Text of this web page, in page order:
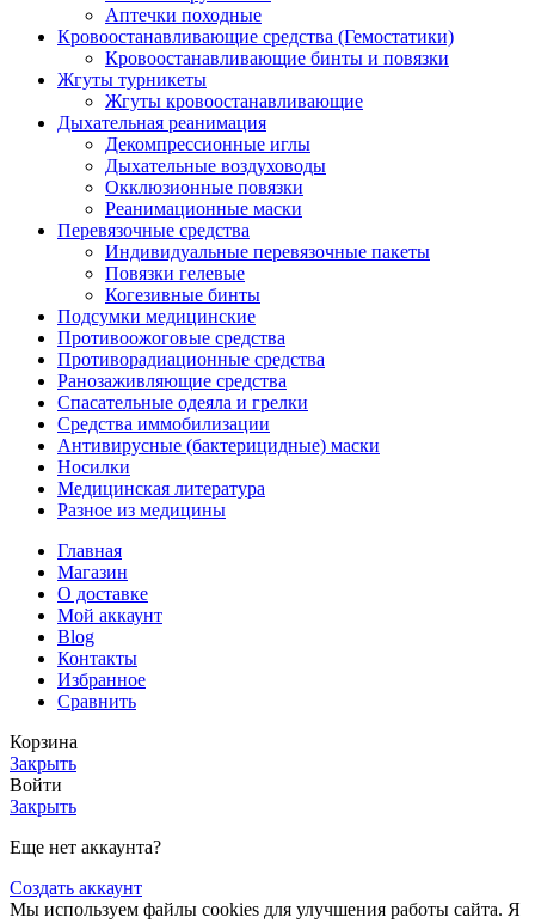
Аптечки походные
Кровоостанавливающие средства (Гемостатики)
Кровоостанавливающие бинты и повязки
Жгуты турникеты
Жгуты кровоостанавливающие
Дыхательная реанимация
Декомпрессионные иглы
Дыхательные воздуховоды
Окклюзионные повязки
Реанимационные маски
Перевязочные средства
Индивидуальные перевязочные пакеты
Повязки гелевые
Когезивные бинты
Подсумки медицинские
Противоожоговые средства
Противорадиационные средства
Ранозаживляющие средства
Спасательные одеяла и грелки
Средства иммобилизации
Антивирусные (бактерицидные) маски
Носилки
Медицинская литература
Разное из медицины
Главная
Магазин
О доставке
Мой аккаунт
Blog
Контакты
Избранное
Сравнить
Корзина
Закрыть
Войти
Закрыть
Еще нет аккаунта?
Создать аккаунт
Мы используем файлы cookies для улучшения работы сайта. Я